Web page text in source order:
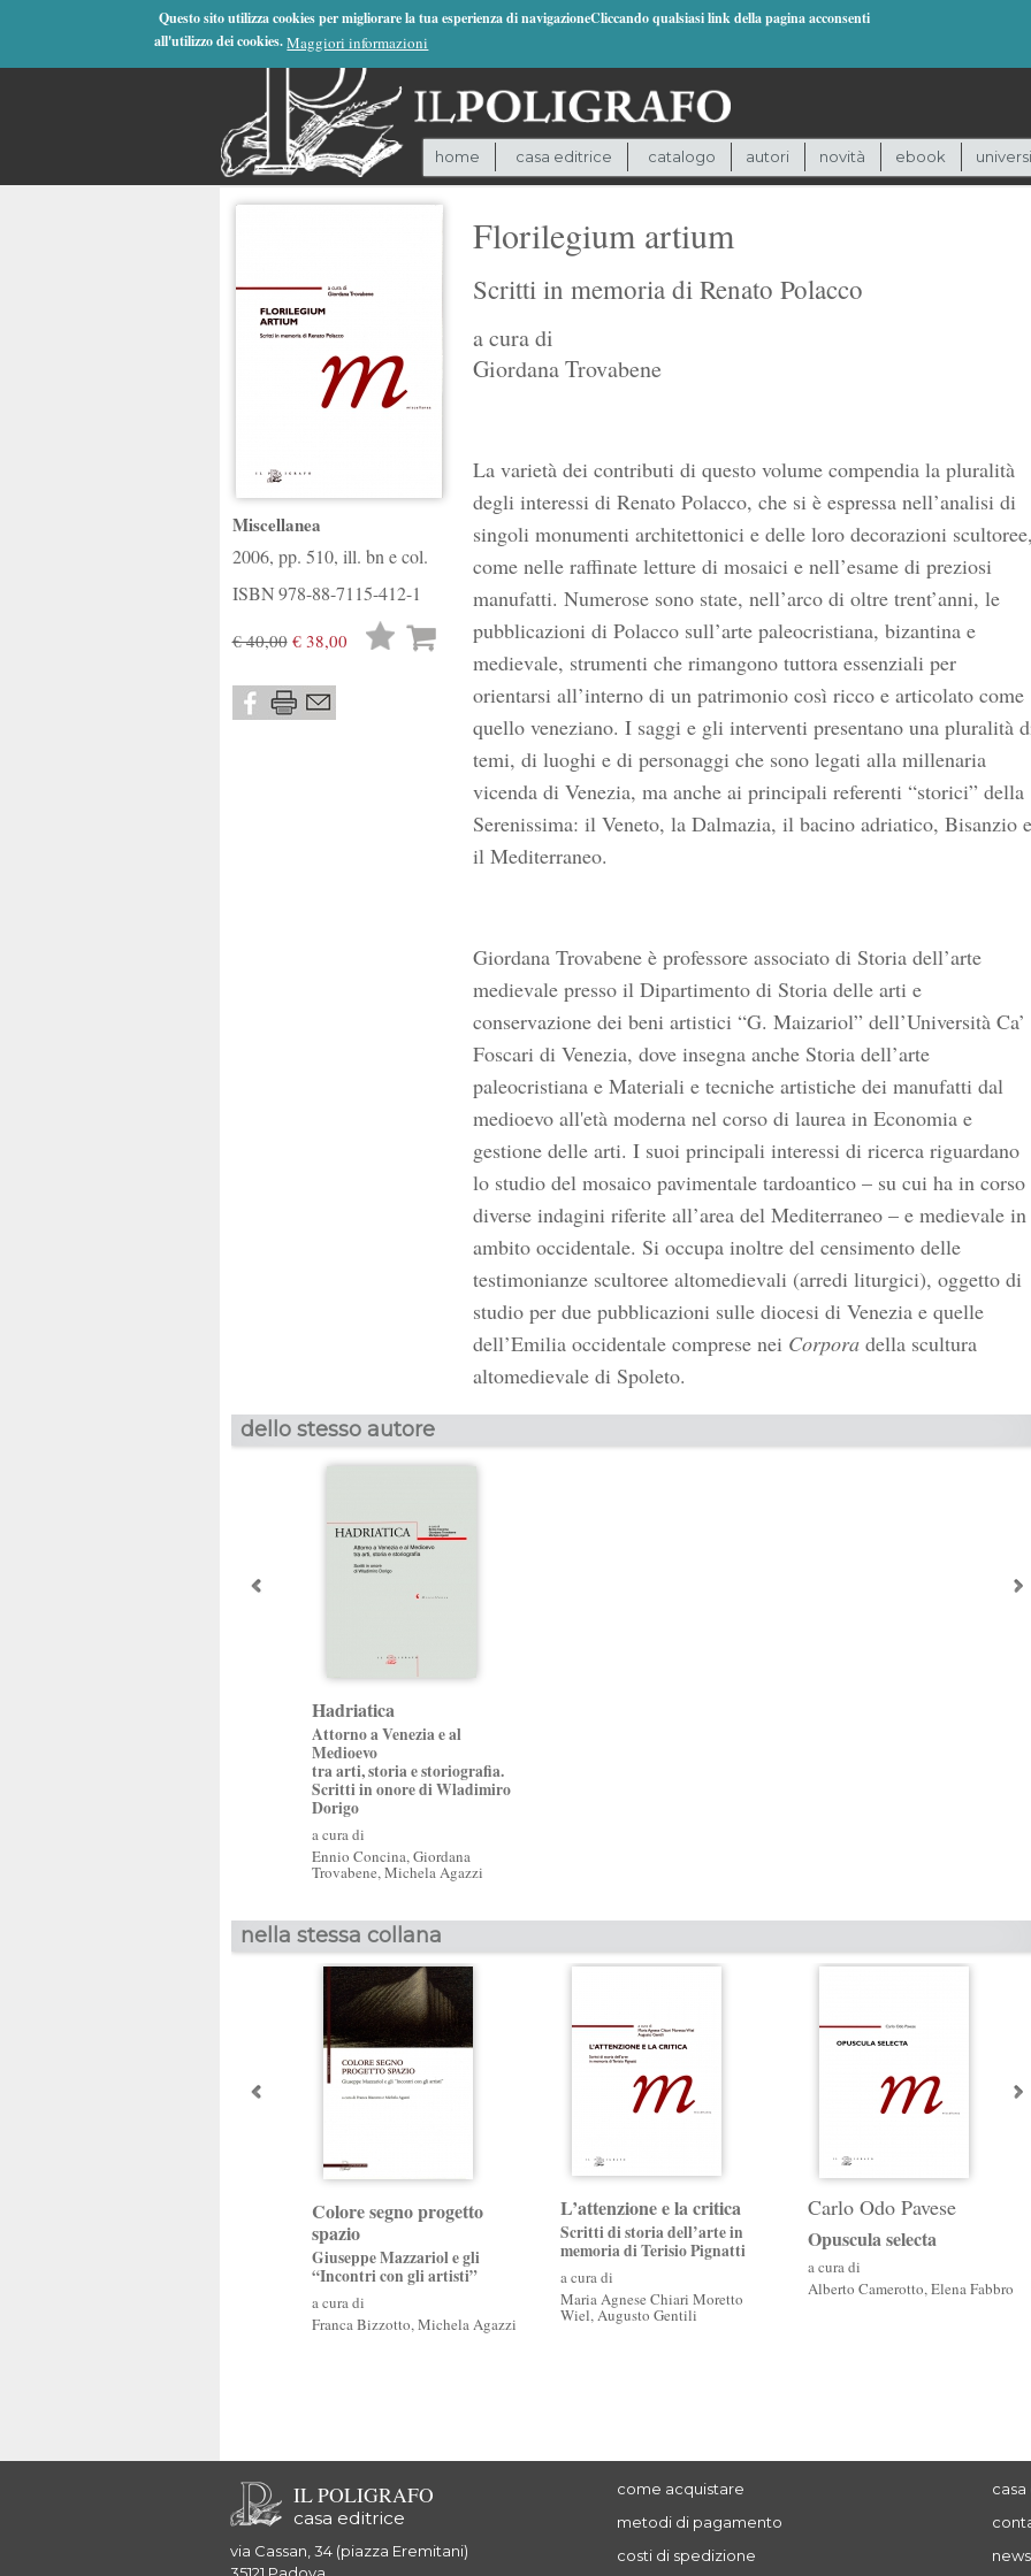
Questo sito utilizza cookies per migliorare la tua esperienza di navigazioneCliccando qualsiasi link della pagina acconsenti
all'utilizzo dei cookies. Maggiori informazioni
home casa editrice catalogo autori novità ebook
Miscellanea
2006, pp. 510, ill. bn e col.
ISBN978-88-7115-412-1
€ 40,00€ 38,00
Lista
Florilegium artium
Scritti in memoria di Renato Polacco
a cura di
Giordana Trovabene
La varietà dei contributi di questo volume compendia la pluralità
degli interessi di Renato Polacco, che si è espressa nell’analisi di
singoli monumenti architettonici e delle loro decorazioni scultoree,
come nelle raffinate letture di mosaici e nell’esame di preziosi
manufatti. Numerose sono state, nell’arco di oltre trent’anni, le
pubblicazioni di Polacco sull’arte paleocristiana, bizantina e
medievale, strumenti che rimangono tuttora essenziali per
orientarsi all’interno di un patrimonio così ricco e articolato come
quello veneziano. I saggi e gli interventi presentano una pluralità
temi, di luoghi e di personaggi che sono legati alla millenaria
vicenda di Venezia, ma anche ai principali referenti “storici” della
Serenissima: il Veneto, la Dalmazia, il bacino adriatico, Bisanzio e
il Mediterraneo.
Giordana Trovabene è professore associato di Storia dell’arte
medievale presso il Dipartimento di Storia delle arti e
conservazione dei beni artistici “G. Maizariol” dell’Università Ca’
Foscari di Venezia, dove insegna anche Storia dell’arte
paleocristiana e Materiali e tecniche artistiche dei manufatti dal
medioevo all'età moderna nel corso di laurea in Economia e
gestione delle arti. I suoi principali interessi di ricerca riguardano
lo studio del mosaico pavimentale tardoantico – su cui ha in corso
diverse indagini riferite all’area del Mediterraneo – e medievale in
ambito occidentale. Si occupa inoltre del censimento delle
testimonianze scultoree altomedievali (arredi liturgici), oggetto di
studio per due pubblicazioni sulle diocesi di Venezia e quelle
dell’Emilia occidentale comprese nei Corporadella scultura
altomedievale di Spoleto.
dello stesso autore
Hadriatica
Attorno a Venezia e al
Medioevo
tra arti, storia e storiografia.
Scritti in onore di Wladimiro
Dorigo
a cura di
Ennio Concina,Giordana
Trovabene,Michela Agazzi
nella stessa collana
Colore segno progetto
spazio
Giuseppe Mazzariol e gli
“Incontri con gli artisti”
a cura di
Franca Bizzotto,Michela Agazzi
L’attenzione e la critica
Scritti di storia dell’arte in
memoria di Terisio Pignatti
a cura di
Maria Agnese Chiari Moretto
Wiel,Augusto Gentili
Carlo Odo Pavese
Opuscula selecta
a cura di
Alberto Camerotto,Elena Fabbro
IL POLIGRAFO
casa editrice
via Cassan, 34 (piazza Eremitani)
come acquistare
metodi di pagamento
costi di spedizione